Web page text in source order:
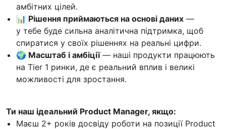
амбітних цілей.
📊 Рішення приймаються на основі даних —
у тебе буде сильна аналітична підтримка, щоб
спиратися у своїх рішеннях на реальні цифри.
🌍 Масштаб і амбіції— наші продукти працюють
на Tier 1 ринки, де є реальний вплив і великі
можливості для зростання.
Ти наш ідеальний Product Manager, якщо:
Маєш 2+ років досвіду роботи на позиції Product